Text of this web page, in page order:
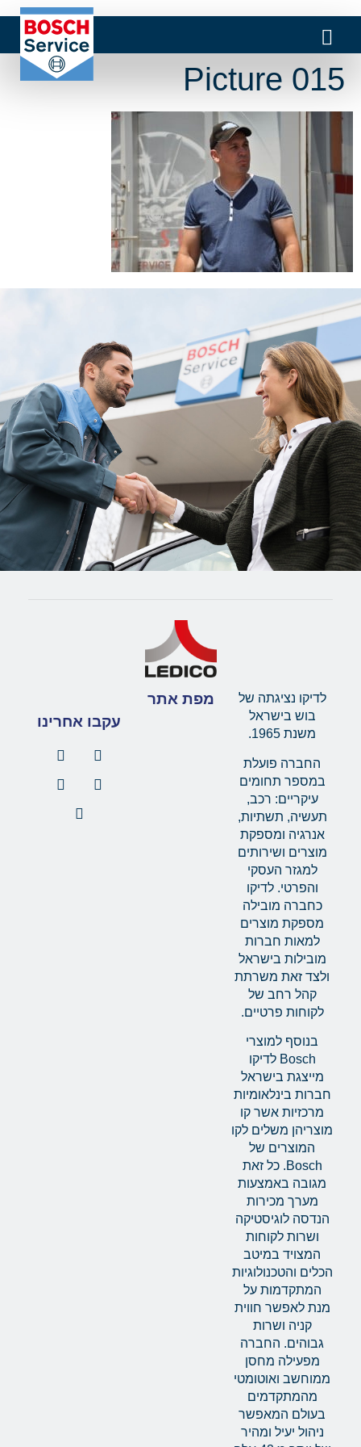
Picture 015
לדיקו נציגתה של
בוש בישראל
משנת 1965.
החברה פועלת
במספר תחומים
עיקריים: רכב,
תעשיה, תשתיות,
אנרגיה ומספקת
מוצרים ושירותים
למגזר העסקי
והפרטי. לדיקו
כחברה מובילה
מספקת מוצרים
למאות חברות
מובילות בישראל
ולצד זאת משרתת
קהל רחב של
לקוחות פרטיים.
בנוסף למוצרי
Bosch לדיקו
מייצגת בישראל
חברות בינלאומיות
מרכזיות אשר קו
מוצריהן משלים לקו
המוצרים של
Bosch. כל זאת
מגובה באמצעות
מערך מכירות
הנדסה לוגיסטיקה
ושרות לקוחות
המצויד במיטב
הכלים והטכנולוגיות
המתקדמות על
מנת לאפשר חווית
קניה ושרות
גבוהים. החברה
מפעילה מחסן
ממוחשב ואוטומטי
מהמתקדמים
בעולם המאפשר
ניהול יעיל ומהיר
מפת אתר
עקבו אחרינו